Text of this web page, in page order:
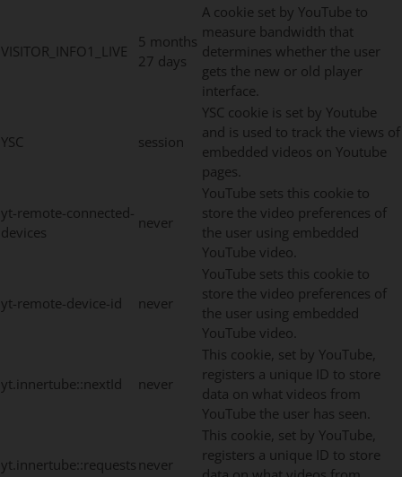
VISITOR_INFO1_LIVE
5 months
27 days
A cookie set by YouTube to
measure bandwidth that
determines whether the user
gets the new or old player
interface.
YSC session
YSC cookie is set by Youtube
and is used to track the views of
embedded videos on Youtube
pages.
yt-remote-connected-
devices
never
YouTube sets this cookie to
store the video preferences of
the user using embedded
YouTube video.
yt-remote-device-id never
YouTube sets this cookie to
store the video preferences of
the user using embedded
YouTube video.
yt.innertube::nextId never
This cookie, set by YouTube,
registers a unique ID to store
data on what videos from
YouTube the user has seen.
yt.innertube::requests never
This cookie, set by YouTube,
registers a unique ID to store